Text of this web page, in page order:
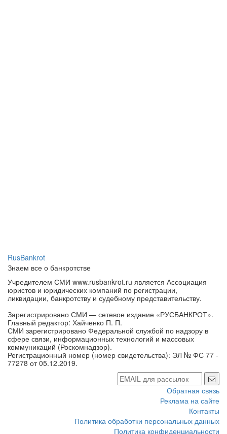
RusBankrot
Знаем все о банкротстве
Учредителем СМИ www.rusbankrot.ru является Ассоциация
юристов и юридических компаний по регистрации,
ликвидации, банкротству и судебному представительству.
Зарегистрировано СМИ — сетевое издание «РУСБАНКРОТ».
Главный редактор: Хайченко П. П.
СМИ зарегистрировано Федеральной службой по надзору в
сфере связи, информационных технологий и массовых
коммуникаций (Роскомнадзор).
Регистрационный номер (номер свидетельства): ЭЛ № ФС 77 -
77278 от 05.12.2019.
Обратная связь
Реклама на сайте
Контакты
Политика обработки персональных данных
Политика конфиденциальности